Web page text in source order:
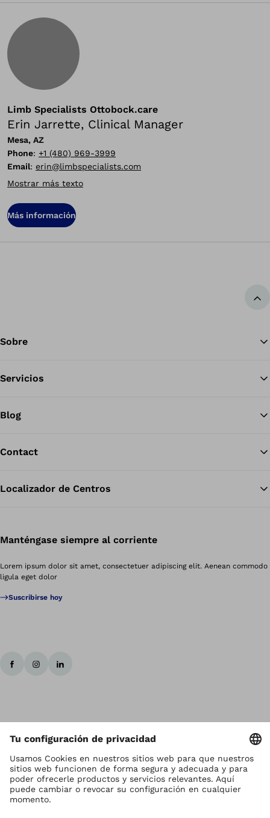
Limb Specialists Ottobock.care
Erin Jarrette, Clinical Manager
Mesa, AZ
Phone: +1 (480) 969-3999
Email: erin@limbspecialists.com
Mostrar más texto
Más información
Sobre
Servicios
Blog
Contact
Localizador de Centros
Manténgase siempre al corriente
Lorem ipsum dolor sit amet, consectetuer adipiscing elit. Aenean commodo
ligula eget dolor
Suscribirse hoy
Los derechos de autor son propiedad de Ottobock